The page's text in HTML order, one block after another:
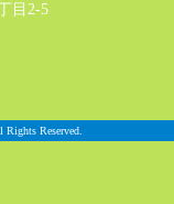
目2-5
Reserved.